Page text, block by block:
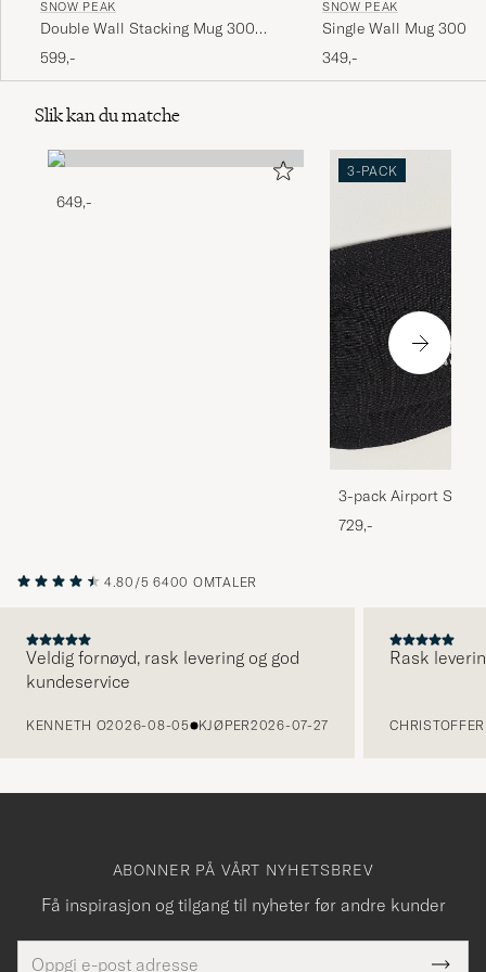
SNOW PEAK
Double Wall Stacking Mug 300
Titanium
599,-
SNOW PEAK
Single Wall Mug 300
349,-
Slik kan du matche
649,-
3-PACK
3-pack Airport
Melange
729,-
4.80/5 6400 OMTALER
Veldig fornøyd, rask levering og god
kundeservice
KENNETH O2026-08-05 KJØPER2026-07-27
Rask
ABONNER PÅ VÅRT NYHETSBREV
Få inspirasjon og tilgang til nyheter før andre kunder
Tack